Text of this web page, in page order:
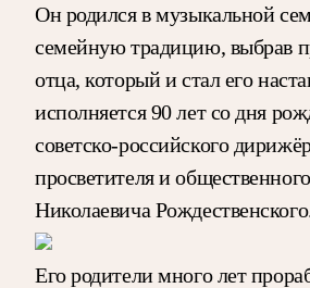
Он родился в музыкальной
семейную традицию, выбрав
отца, который и стал его
исполняется 90 лет со дня
советско-российского
просветителя и
Николаевича
Его родители много лет